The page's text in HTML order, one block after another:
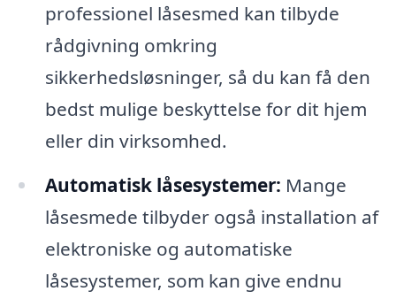
professionel låsesmed kan tilbyde
rådgivning omkring
sikkerhedsløsninger, så du kan få den
bedst mulige beskyttelse for dit hjem
eller din virksomhed.
Automatisk låsesystemer: Mange
låsesmede tilbyder også installation af
elektroniske og automatiske
låsesystemer, som kan give endnu